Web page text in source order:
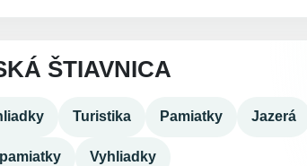
ŠTIAVNICA
Turistika Pamiatky Jazerá
Vyhliadky